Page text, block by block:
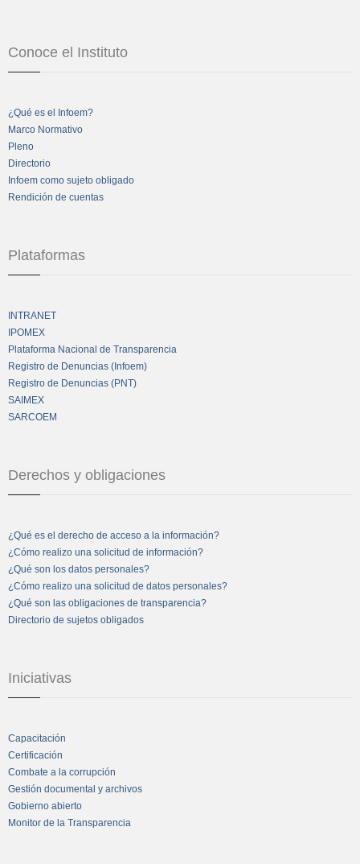
Conoce el Instituto
¿Qué es el Infoem?
Marco Normativo
Pleno
Directorio
Infoem como sujeto obligado
Rendición de cuentas
Plataformas
INTRANET
IPOMEX
Plataforma Nacional de Transparencia
Registro de Denuncias (Infoem)
Registro de Denuncias (PNT)
SAIMEX
SARCOEM
Derechos y obligaciones
¿Qué es el derecho de acceso a la información?
¿Cómo realizo una solicitud de información?
¿Qué son los datos personales?
¿Cómo realizo una solicitud de datos personales?
¿Qué son las obligaciones de transparencia?
Directorio de sujetos obligados
Iniciativas
Capacitación
Certificación
Combate a la corrupción
Gestión documental y archivos
Gobierno abierto
Monitor de la Transparencia